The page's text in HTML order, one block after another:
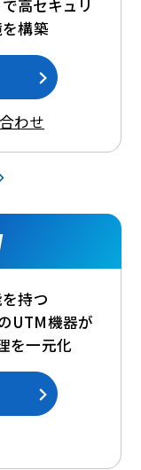
高セキュリ
構築
わせ
持つ
UTM機器が
を一元化